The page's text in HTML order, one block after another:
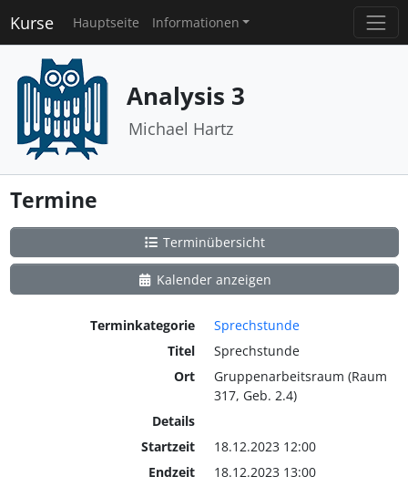
Kurse Hauptseite Informationen
Analysis 3
Michael Hartz
Termine
Terminübersicht
Kalender anzeigen
Terminkategorie
Sprechstunde
Titel
Sprechstunde
Ort
Gruppenarbeitsraum (Raum
317, Geb. 2.4)
Details
Startzeit
18.12.2023 12:00
Endzeit
18.12.2023 13:00